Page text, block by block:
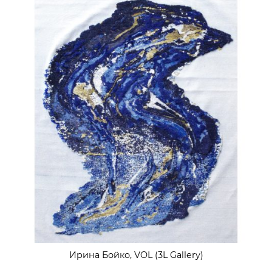
Ирина Бойко, VOL (3L Gallery)